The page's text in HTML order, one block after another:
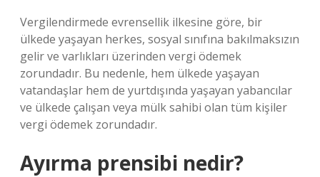
Vergilendirmede evrensellik ilkesine göre, bir
ülkede yaşayan herkes, sosyal sınıfına bakılmaksızın
gelir ve varlıkları üzerinden vergi ödemek
zorundadır. Bu nedenle, hem ülkede yaşayan
vatandaşlar hem de yurtdışında yaşayan yabancılar
ve ülkede çalışan veya mülk sahibi olan tüm kişiler
vergi ödemek zorundadır.
Ayırma prensibi nedir?